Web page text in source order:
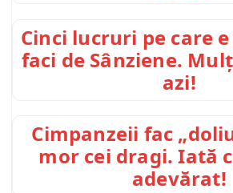
Cinci lucruri pe care
faci de Sânziene.
azi!
Cimpanzeii fac
mor cei dragi. Iată
adevărat!